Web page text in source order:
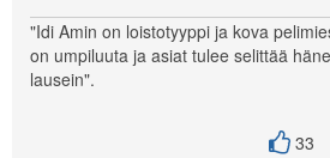
"Idi Amin on loistotyyppi ja kova
on umpiluuta ja asiat tulee selittää
lausein".
33